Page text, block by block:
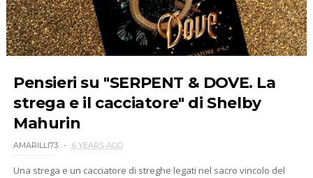
Pensieri su "SERPENT & DOVE. La
strega e il cacciatore" di Shelby
Mahurin
AMARILLI73 6 YEARS AGO
Una strega e un cacciatore di streghe legati nel sacro vincolo del